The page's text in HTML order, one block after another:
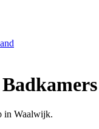
in Waalwijk.